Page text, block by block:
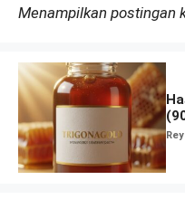
Menampilkan postingan